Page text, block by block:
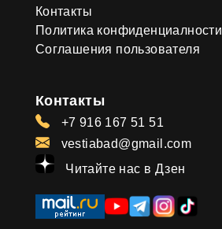
Контакты
Политика конфиденциалности
Соглашения пользователя
Контакты
+7 916 167 51 51
vestiabad@gmail.com
Читайте нас в Дзен